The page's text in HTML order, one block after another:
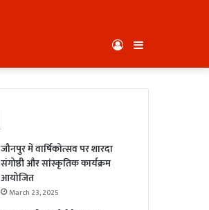
Log
In
जौनपुर में वार्षिकोत्सव पर शारदा
संगोष्ठी और सांस्कृतिक कार्यक्रम
आयोजित
March 23, 2025